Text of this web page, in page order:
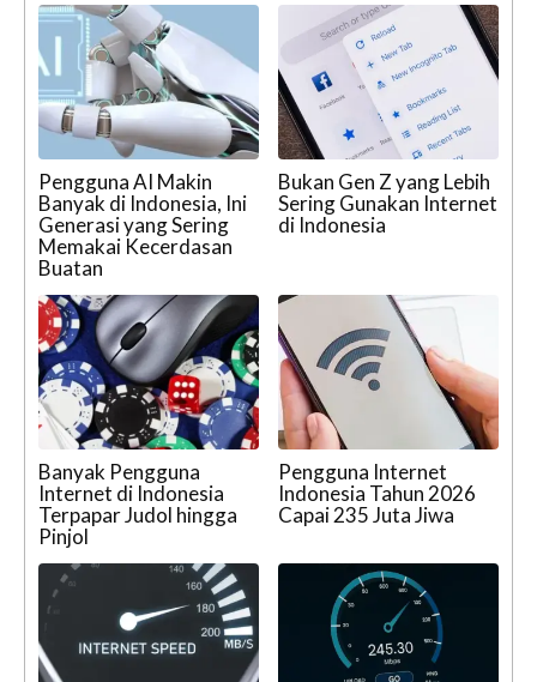
Pengguna AI Makin
Banyak di Indonesia, Ini
Generasi yang Sering
Memakai Kecerdasan
Buatan
Bukan Gen Z yang Lebih
Sering Gunakan Internet
di Indonesia
Banyak Pengguna
Internet di Indonesia
Terpapar Judol hingga
Pinjol
Pengguna Internet
Indonesia Tahun 2026
Capai 235 Juta Jiwa